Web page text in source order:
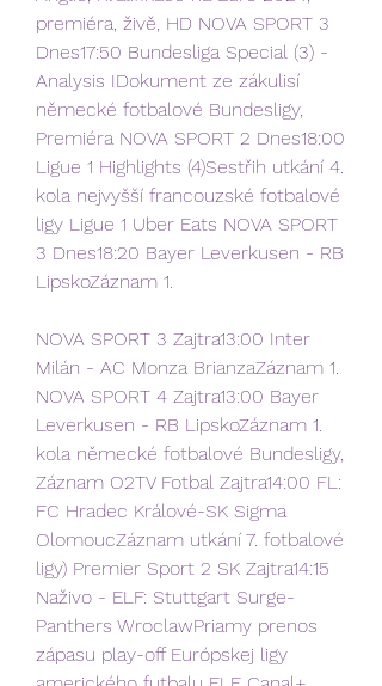
premiéra, živě, HD NOVA SPORT 3
Dnes17:50 Bundesliga Special (3) -
Analysis IDokument ze zákulisí
německé fotbalové Bundesligy,
Premiéra NOVA SPORT 2 Dnes18:00
Ligue 1 Highlights (4)Sestřih utkání 4.
kola nejvyšší francouzské fotbalové
ligy Ligue 1 Uber Eats NOVA SPORT
3 Dnes18:20 Bayer Leverkusen - RB
LipskoZáznam 1.
NOVA SPORT 3 Zajtra13:00 Inter
Milán - AC Monza BrianzaZáznam 1.
NOVA SPORT 4 Zajtra13:00 Bayer
Leverkusen - RB LipskoZáznam 1.
kola německé fotbalové Bundesligy,
Záznam O2TV Fotbal Zajtra14:00 FL:
FC Hradec Králové-SK Sigma
OlomoucZáznam utkání 7. fotbalové
ligy) Premier Sport 2 SK Zajtra14:15
Naživo - ELF: Stuttgart Surge-
Panthers WroclawPriamy prenos
zápasu play-off Európskej ligy